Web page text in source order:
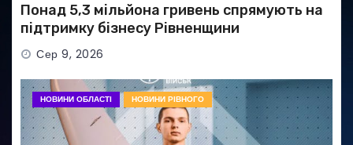
Понад 5,3 мільйона гривень спрямують на
підтримку бізнесу Рівненщини
Сер 9, 2026
НОВИНИ ОБЛАСТІ НОВИНИ РІВНОГО